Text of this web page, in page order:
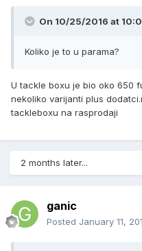
On 10/25/2016 at
Koliko je to u parama?
U tackle boxu je bio oko 650
nekoliko varijanti plus
tackleboxu na rasprodaji
2 months later...
ganic
Posted January 11,